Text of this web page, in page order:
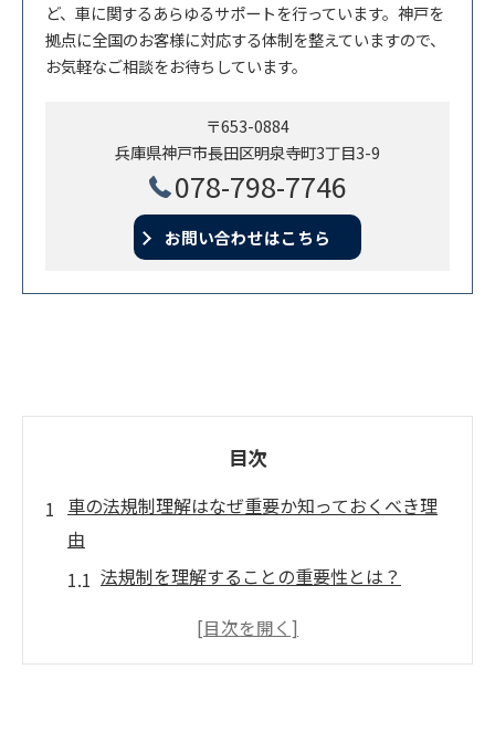
ど、車に関するあらゆるサポートを行っています。神戸を
拠点に全国のお客様に対応する体制を整えていますので、
お気軽なご相談をお待ちしています。
〒653-0884
兵庫県神戸市長田区明泉寺町3丁目3-9
078-798-7746
お問い合わせはこちら
目次
車の法規制理解はなぜ重要か知っておくべき理
由
法規制を理解することの重要性とは？
社会的責任としての法規制理解